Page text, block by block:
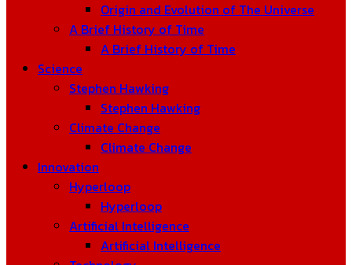
Origin and Evolution of The Universe
A Brief History of Time
A Brief History of Time
Science
Stephen Hawking
Stephen Hawking
Climate Change
Climate Change
Innovation
Hyperloop
Hyperloop
Artificial Intelligence
Artificial Intelligence